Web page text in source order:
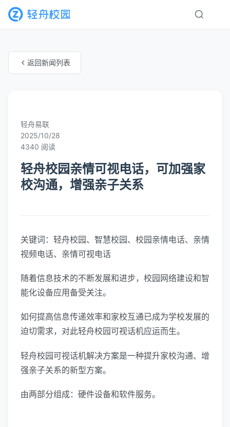
返回新闻列表
轻舟易联
2025/10/28
4340 阅读
轻舟校园亲情可视电话，可加强家
校沟通，增强亲子关系
关键词：轻舟校园、智慧校园、校园亲情电话、亲情
视频电话、亲情可视电话
随着信息技术的不断发展和进步，校园网络建设和智
能化设备应用备受关注。
如何提高信息传递效率和家校互通已成为学校发展的
迫切需求，对此轻舟校园可视话机应运而生。
轻舟校园可视话机解决方案是一种提升家校沟通、增
强亲子关系的新型方案。
由两部分组成：硬件设备和软件服务。